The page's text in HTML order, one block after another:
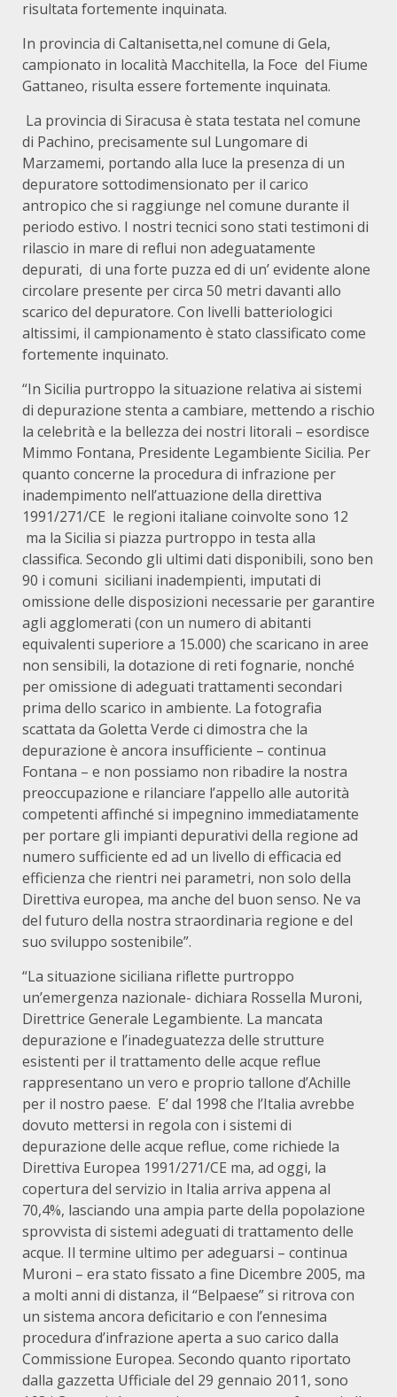
risultata fortemente inquinata.
In provincia di Caltanisetta,nel comune di Gela,
campionato in località Macchitella, la Foce del Fiume
Gattaneo, risulta essere fortemente inquinata.
La provincia di Siracusa è stata testata nel comune
di Pachino, precisamente sul Lungomare di
Marzamemi, portando alla luce la presenza di un
depuratore sottodimensionato per il carico
antropico che si raggiunge nel comune durante il
periodo estivo. I nostri tecnici sono stati testimoni di
rilascio in mare di reflui non adeguatamente
depurati, di una forte puzza ed di un’ evidente alone
circolare presente per circa 50 metri davanti allo
scarico del depuratore. Con livelli batteriologici
altissimi, il campionamento è stato classificato come
fortemente inquinato.
“In Sicilia purtroppo la situazione relativa ai sistemi
di depurazione stenta a cambiare, mettendo a rischio
la celebrità e la bellezza dei nostri litorali – esordisce
Mimmo Fontana, Presidente Legambiente Sicilia. Per
quanto concerne la procedura di infrazione per
inadempimento nell’attuazione della direttiva
1991/271/CE le regioni italiane coinvolte sono 12
ma la Sicilia si piazza purtroppo in testa alla
classifica. Secondo gli ultimi dati disponibili, sono ben
90 i comuni siciliani inadempienti, imputati di
omissione delle disposizioni necessarie per garantire
agli agglomerati (con un numero di abitanti
equivalenti superiore a 15.000) che scaricano in aree
non sensibili, la dotazione di reti fognarie, nonché
per omissione di adeguati trattamenti secondari
prima dello scarico in ambiente. La fotografia
scattata da Goletta Verde ci dimostra che la
depurazione è ancora insufficiente – continua
Fontana – e non possiamo non ribadire la nostra
preoccupazione e rilanciare l’appello alle autorità
competenti affinché si impegnino immediatamente
per portare gli impianti depurativi della regione ad
numero sufficiente ed ad un livello di efficacia ed
efficienza che rientri nei parametri, non solo della
Direttiva europea, ma anche del buon senso. Ne va
del futuro della nostra straordinaria regione e del
suo sviluppo sostenibile”.
“La situazione siciliana riflette purtroppo
un’emergenza nazionale- dichiara Rossella Muroni,
Direttrice Generale Legambiente. La mancata
depurazione e l’inadeguatezza delle strutture
esistenti per il trattamento delle acque reflue
rappresentano un vero e proprio tallone d’Achille
per il nostro paese. E’ dal 1998 che l’Italia avrebbe
dovuto mettersi in regola con i sistemi di
depurazione delle acque reflue, come richiede la
Direttiva Europea 1991/271/CE ma, ad oggi, la
copertura del servizio in Italia arriva appena al
70,4%, lasciando una ampia parte della popolazione
sprovvista di sistemi adeguati di trattamento delle
acque. Il termine ultimo per adeguarsi – continua
Muroni – era stato fissato a fine Dicembre 2005, ma
a molti anni di distanza, il “Belpaese” si ritrova con
un sistema ancora deficitario e con l’ennesima
procedura d’infrazione aperta a suo carico dalla
Commissione Europea. Secondo quanto riportato
dalla gazzetta Ufficiale del 29 gennaio 2011, sono